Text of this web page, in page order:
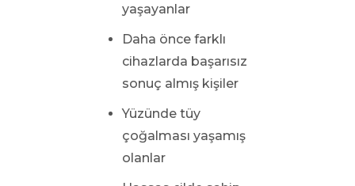
yaşayanlar
Daha önce farklı
cihazlarda başarısız
sonuç almış kişiler
Yüzünde tüy
çoğalması yaşamış
olanlar